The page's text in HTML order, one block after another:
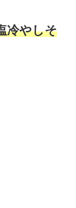
冷やしそ